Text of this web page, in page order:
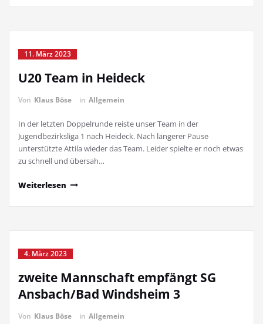
11. März 2023
U20 Team in Heideck
Von Klaus Böse in Allgemein
In der letzten Doppelrunde reiste unser Team in der
Jugendbezirksliga 1 nach Heideck. Nach längerer Pause
unterstützte Attila wieder das Team. Leider spielte er noch etwas
zu schnell und übersah…
Weiterlesen
4. März 2023
zweite Mannschaft empfängt SG
Ansbach/Bad Windsheim 3
Von Klaus Böse in Allgemein